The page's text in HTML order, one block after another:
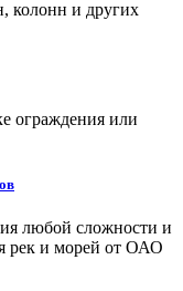
колонн и других
ограждения или
любой сложности и
рек и морей от ОАО